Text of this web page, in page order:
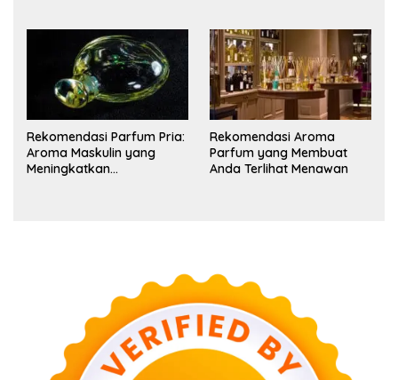
Rekomendasi Parfum Pria:
Aroma Maskulin yang
Meningkatkan
Rekomendasi Aroma
Parfum yang Membuat
Anda Terlihat Menawan